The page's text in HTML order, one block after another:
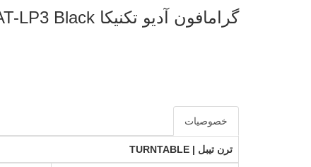
گرامافون آدیو تکنیکا Audio-Technica AT-LP3 Black
خصوصیات
ترن تیبل | TURNTABLE